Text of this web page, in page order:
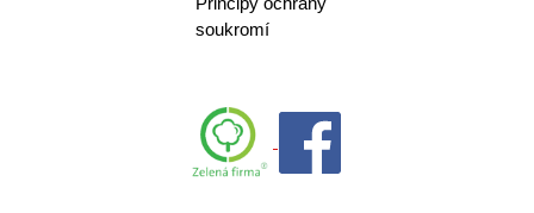
soukromí